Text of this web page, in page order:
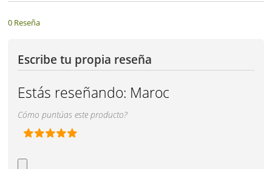
0 Reseña
Escribe tu propia reseña
Estás reseñando: Maroc
Cómo puntúas este producto?